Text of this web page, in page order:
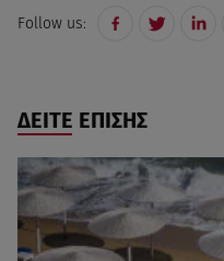
Follow us:
ΔΕΙΤΕ ΕΠΙΣΗΣ